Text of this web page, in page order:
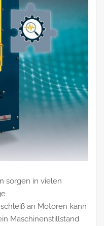
sorgen in vielen
an Motoren kann
Maschinenstillstand